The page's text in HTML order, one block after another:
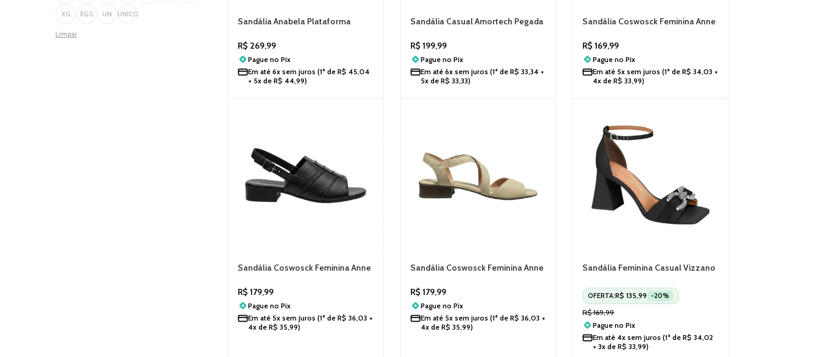
XG XGG UN UNICO
Limpar
Sandália Anabela Plataforma
R$ 269,99
Pague no Pix
Em até 6x sem juros (1ª de R$ 45,04
+ 5x de R$ 44,99)
Sandália Casual Amortech Pegada
R$ 199,99
Pague no Pix
Em até 6x sem juros(1ª de R$ 33,34+
5x de R$ 33,33)
Sandália Coswosck Feminina Anne
R$ 169,99
Pague noPix
Em até 5x sem juros (1ª deR$ 34,03 +
4x deR$ 33,99)
Sandália Coswosck Feminina Anne
R$ 179,99
Pague no Pix
Em até 5x sem juros (1ª de R$ 36,03 +
4x de R$ 35,99)
Sandália Coswosck Feminina Anne
R$ 179,99
Pague no Pix
Em até 5x sem juros(1ª de R$ 36,03 +
4x de R$ 35,99)
Sandália Feminina Casual Vizzano
OFERTA:R$ 135,99 -20%
R$169,99
Pague noPix
Em até 4x sem juros (1ª deR$ 34,02
+ 3x deR$ 33,99)